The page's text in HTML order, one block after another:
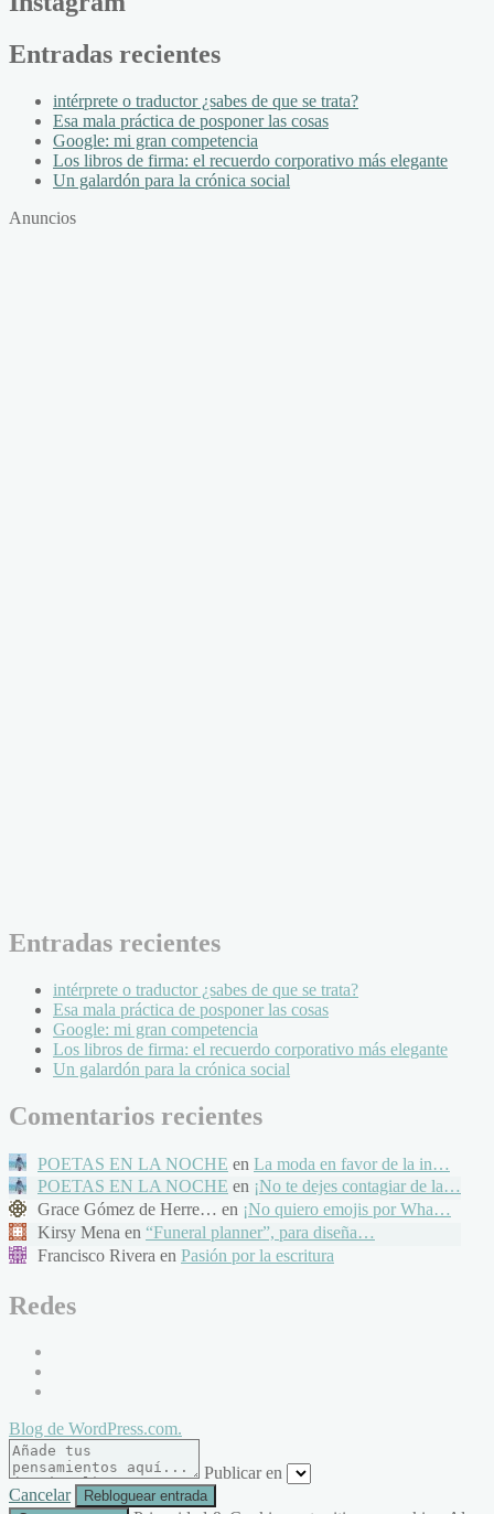
Entradas recientes
intérprete o traductor ¿sabes de que se trata?
Esa mala práctica de posponer las cosas
Google: mi gran competencia
Los libros de firma: el recuerdo corporativo más elegante
Un galardón para la crónica social
Anuncios
Entradas recientes
intérprete o traductor ¿sabes de que se trata?
Esa mala práctica de posponer las cosas
Google: mi gran competencia
Los libros de firma: el recuerdo corporativo más elegante
Un galardón para la crónica social
Comentarios recientes
POETAS EN LA NOCHE en La moda en favor de la in…
POETAS EN LA NOCHE en ¡No te dejes contagiar de la…
Grace Gómez de Herre… en ¡No quiero emojis por Wha…
Kirsy Mena en “Funeral planner”, para diseña…
Francisco Rivera en Pasión por la escritura
Redes
Blog de WordPress.com.
Publicar en
Cancelar